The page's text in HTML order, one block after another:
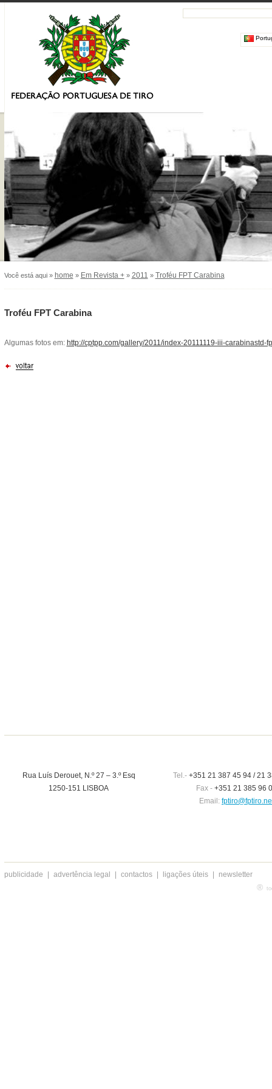
Você está aqui » home » Em Revista +» 2011 » Troféu FPT Carabina
Troféu FPT Carabina
Algumas fotos em: http://cptpp.com/gallery/2011/index-20111119-iii-carabinastd-
Rua Luís Derouet, N.º 27 – 3.º Esq
1250-151 LISBOA
Tel.-+351 21 387 45 94 / 21
Fax - +351 21 385 96
Email:
publicidade advertência legal contactos ligações úteis newsletter
®